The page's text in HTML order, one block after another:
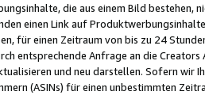
die aus einem Bild bestehen,
einen Link auf
für einen Zeitraum von bis zu 24
entsprechende Anfrage an die
und neu darstellen. Sofern wir
(ASINs) für einen unbestimmten